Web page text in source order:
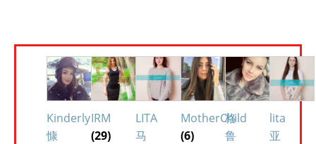
Kinderly
慷
IRM
(29)
LITA
马
MotherChild
(6)
格
鲁
lita
亚